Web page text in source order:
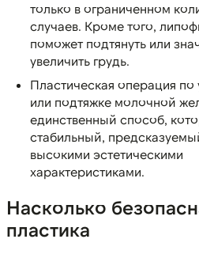
только в ограниченном
случаев. Кроме того,
поможет подтянуть или
увеличить грудь.
Пластическая операция
или подтяжке молочной
единственный способ,
стабильный,
высокими эстетическими
характеристиками.
Насколько
пластика